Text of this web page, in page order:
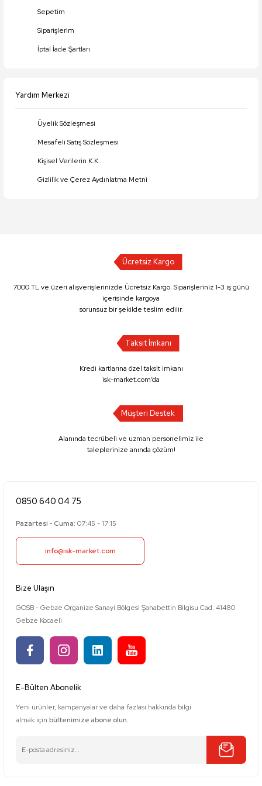
Sepetim
Siparişlerim
İptal İade Şartları
Yardım Merkezi
Üyelik Sözleşmesi
Mesafeli Satış Sözleşmesi
Kişisel Verilerin K.K.
Gizlilik ve Çerez Aydınlatma Metni
Ücretsiz Kargo
7000 TL ve üzeri alışverişlerinizde Ücretsiz Kargo. Siparişleriniz 1-3 iş günü
içerisinde kargoya
sorunsuz bir şekilde teslim edilir.
Taksit İmkanı
Kredi kartlarına özel taksit imkanı
isk-market.com’da
Müşteri Destek
Alanında tecrübeli ve uzman personelimiz ile
taleplerinize anında çözüm!
0850 640 04 75
Pazartesi - Cuma: 07:45 - 17:15
info@isk-market.com
Bize Ulaşın
GOSB - Gebze Organize Sanayi Bölgesi Şahabettin Bilgisu Cad. 41480
Gebze Kocaeli
E-Bülten Abonelik
Yeni ürünler, kampanyalar ve daha fazlası hakkında bilgi
almak için bültenimize abone olun.